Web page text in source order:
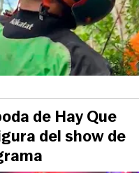
de Hay Que
del show de